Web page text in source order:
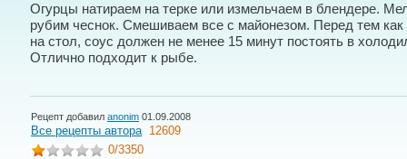
Огурцы натираем на терке или измельчаем в блендере.
рубим чеснок. Смешиваем все с майонезом. Перед тем как
на стол, соус должен не менее 15 минут постоять в
Отлично подходит к рыбе.
Рецепт добавил anonim 01.09.2008
Все рецепты автора 12609
0/3350